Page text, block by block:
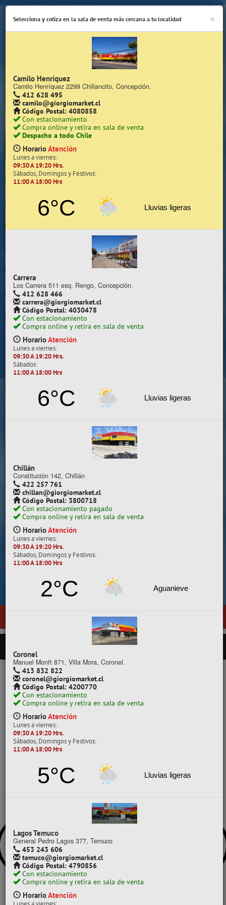
(Whatsapp Sólo de Lunes a Viernes de 08:15 a 17:45)
Quiénes somos
Trabaje con nosotros
Contacto | Reclamos
Preguntas Frecuentes
Sugererir productos
Su compra se realizará en la sala de ventas
Camilo Henríquez
Información de la sala
412 628 495
camilo@giorgiomarket.cl
Camilo Henríquez 2299 , Concepción.
HorarioAbierto
Lunes a viernes:
VER SALA EN MAPA
SALAS DE VENTA
Cotiza, compara y compra.
, ubicada en General Pedro Lagos 377, entre calles
×
Selecciona y cotiza en la sala de venta más cercana a tu localidad
Camilo Henríquez
Camilo Henríquez 2299 Chillancito, Concepción.
412 628 495
camilo@giorgiomarket.cl
Código Postal: 4080858
Con estacionamiento
Compra online y retira en sala de venta
Despacho a todo Chile
HorarioAtención
Lunes a viernes:
09:30 A 19:20 Hrs.
Sábados, Domingos y Festivos:
11:00 A 18:00 Hrs
6°C Lluvias ligeras
Carrera
Los Carrera 511 esq. Rengo, Concepción.
412 628 466
carrera@giorgiomarket.cl
Código Postal: 4030478
Con estacionamiento
Compra online y retira en sala de venta
HorarioAtención
Lunes a viernes:
09:30 A 19:20 Hrs.
Sábados:
11:00 A 18:00 Hrs
6°C Lluvias ligeras
Chillán
Constitución 142, Chillán
422 257 761
chillan@giorgiomarket.cl
Código Postal: 3800718
Con estacionamiento pagado
Compra online y retira en sala de venta
HorarioAtención
Lunes a viernes:
09:30 A 19:20 Hrs.
Sábados, Domingos y Festivos:
11:00 A 18:00 Hrs
2°C Aguanieve
Coronel
Manuel Montt 871, Villa Mora, Coronel.
413 832 822
coronel@giorgiomarket.cl
Código Postal: 4200770
Con estacionamiento
Compra online y retira en sala de venta
HorarioAtención
Lunes a viernes:
09:30 A 19:20 Hrs.
Sábados, Domingos y Festivos:
11:00 A 18:00 Hrs
5°C Lluvias ligeras
Lagos Temuco
General Pedro Lagos 377, Temuco
453 243 606
temuco@giorgiomarket.cl
Código Postal: 4790856
Con estacionamiento
Compra online y retira en sala de venta
HorarioAtención
PRODUCTOS
CINTA ADHESIVA
CINTA MASKING 18 MM X40 MT 140
MIC 01 U ATLANTIK
ATENCIÓN:
producto ya no se encuentra
disponible.